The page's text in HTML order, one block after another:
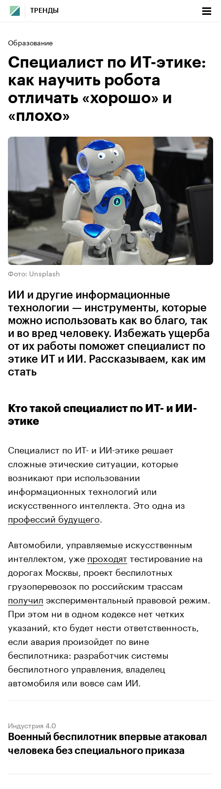
ТРЕНДЫ
Образование
Специалист по ИТ-этике:
как научить робота
отличать «хорошо» и
«плохо»
Фото: Unsplash
ИИ и другие информационные
технологии — инструменты, которые
можно использовать как во благо, так
и во вред человеку. Избежать ущерба
от их работы поможет специалист по
этике ИТ и ИИ. Рассказываем, как им
стать
Кто такой специалист по ИТ- и ИИ-
этике
Специалист по ИТ- и ИИ-этике решает
сложные этические ситуации, которые
возникают при использовании
информационных технологий или
искусственного интеллекта. Это одна из
профессий будущего
Автомобили, управляемые искусственным
интеллектом, уже проходяттестирование на
дорогах Москвы, проект беспилотных
грузоперевозок по российским трассам
получил экспериментальный правовой режим.
При этом ни в одном кодексе нет четких
указаний, кто будет нести ответственность,
если авария произойдет по вине
беспилотника: разработчик системы
беспилотного управления, владелец
автомобиля или вовсе сам ИИ.
Индустрия 4.0
Военный беспилотник впервые атаковал
человека без специального приказа